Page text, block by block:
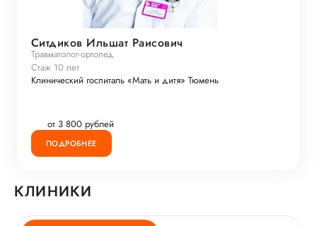
Ситдиков Ильшат Раисович
Травматолог-ортопед
Стаж 10 лет
Клинический госпиталь «Мать и дитя» Тюмень
от 3 800 рублей
ПОДРОБНЕЕ
КЛИНИКИ